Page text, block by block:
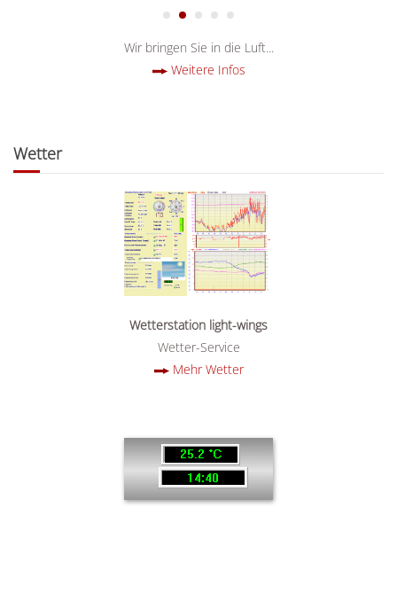
Cgd05
Wir bringen Sie in die Luft...
Weitere Infos
Wetter
Wetterstation light-wings
Wetter-Service
Mehr Wetter